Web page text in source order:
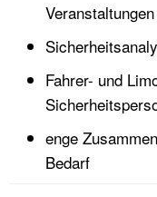
Veranstaltungen
Fahrer- und
enge
Bedarf